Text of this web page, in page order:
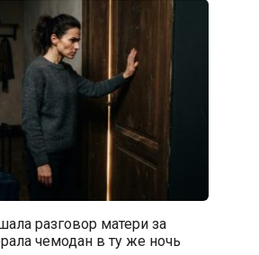
разговор матери за
чемодан в ту же ночь